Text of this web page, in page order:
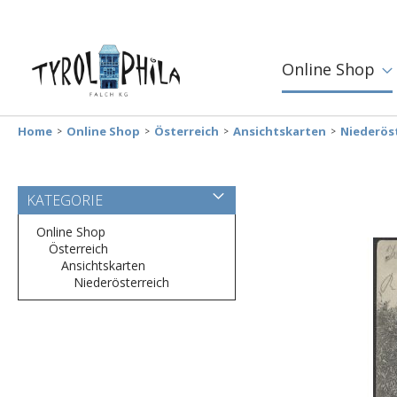
Online Shop
Home Online Shop Österreich Ansichtskarten
KATEGORIE
Online Shop
Österreich
Ansichtskarten
Niederösterreich